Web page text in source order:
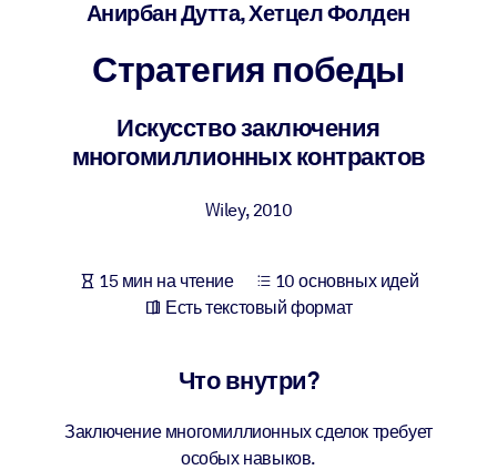
ПО СИСТЕМАМ
Интегрируйте краткие проверенные знания в вашу LMS/LXP для
лучших результатов обучения.
Для корпоративных библиотек
Для ИИ-систем
Анирбан Дутта, Хетцел Фолден
Стратегия победы
Искусство заключения
многомиллионных контрактов
Wiley,2010
15 мин на чтение
10 основных идей
Есть текстовый формат
Что внутри?
Заключение многомиллионных сделок требует
особых навыков.